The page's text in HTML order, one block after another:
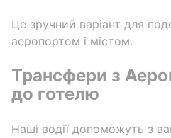
Це зручний варіант для
аеропортом і містом.
Трансфери з
до готелю
Наші водії допоможуть з